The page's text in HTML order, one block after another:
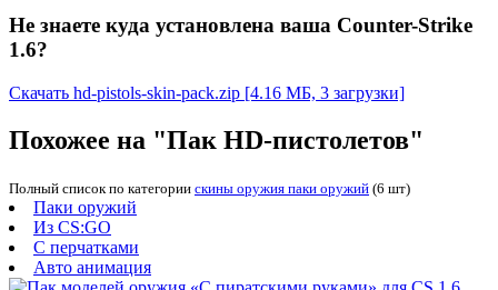
Не знаете куда установлена ваша Counter-Strike
1.6?
Скачать hd-pistols-skin-pack.zip [4.16 МБ, 3 загрузки]
Похожее на "Пак HD-пистолетов"
Полный список по категории скины оружия паки оружий (6 шт)
Паки оружий
Из CS:GO
С перчатками
Авто анимация